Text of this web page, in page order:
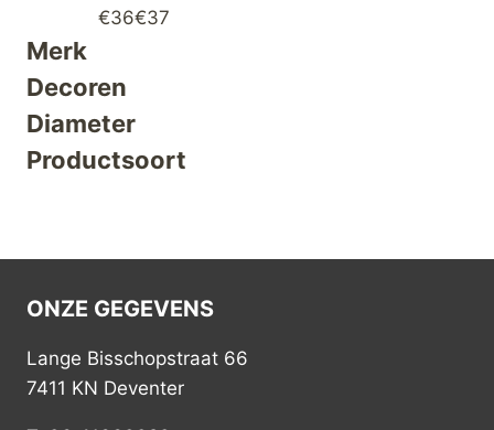
€36€37
Merk
Decoren
Diameter
Productsoort
ONZE GEGEVENS
Lange Bisschopstraat 66
7411 KN Deventer